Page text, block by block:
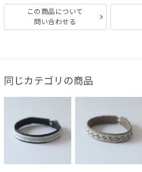
この商品について
問い合わせる
同じカテゴリの商品